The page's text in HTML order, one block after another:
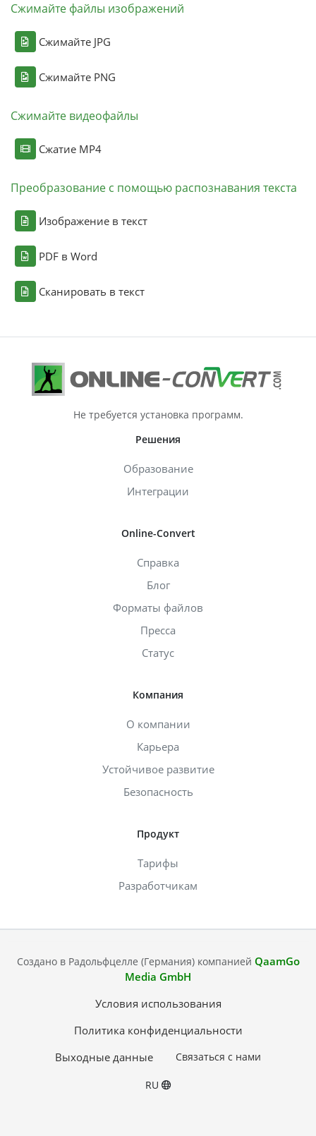
Сжимайте файлы изображений
Сжимайте JPG
Сжимайте PNG
Сжимайте видеофайлы
Сжатие MP4
Преобразование с помощью распознавания текста
Изображение в текст
PDF в Word
Сканировать в текст
Не требуется установка программ.
Решения
Образование
Интеграции
Online-Convert
Справка
Блог
Форматы файлов
Пресса
Статус
Компания
О компании
Карьера
Устойчивое развитие
Безопасность
Продукт
Тарифы
Разработчикам
Создано в Радольфцелле (Германия) компанией QaamGo
Media GmbH
Условия использования
Политика конфиденциальности
Выходные данные
Связаться с нами
RU